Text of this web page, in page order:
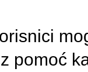
pomoć